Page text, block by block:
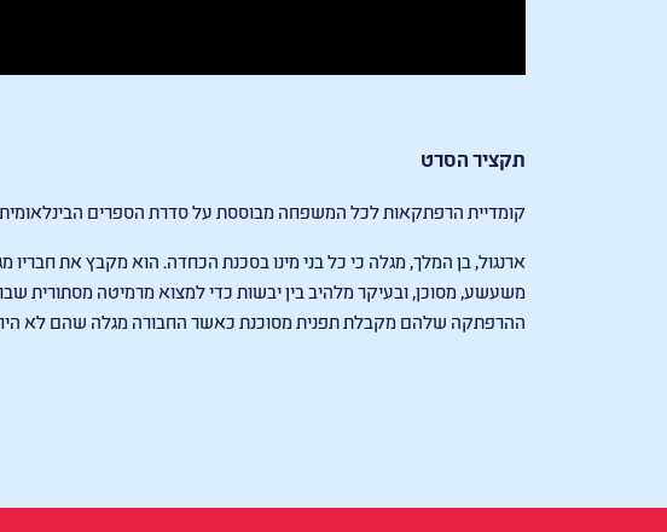
תקציר הסרט
קומדיית הרפתקאות לכל המשפחה מבוססת על סדרת הספרים
ארנגול, בן המלך, מגלה כי כל בני מינו בסכנת הכחדה. הוא מקבץ את חבריו
משעשע, מסוכן, ובעיקר מלהיב בין יבשות כדי למצוא מרמיטה מסתורית
ההרפתקה שלהם מקבלת תפנית מסוכנת כאשר החבורה מגלה שהם לא